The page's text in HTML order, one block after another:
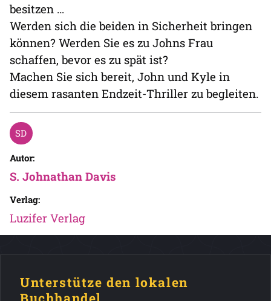
besitzen …
Werden sich die beiden in Sicherheit bringen
können? Werden Sie es zu Johns Frau
schaffen, bevor es zu spät ist?
Machen Sie sich bereit, John und Kyle in
diesem rasanten Endzeit-Thriller zu begleiten.
Autor:
S. Johnathan Davis
Verlag:
Luzifer Verlag
Unterstütze den lokalen